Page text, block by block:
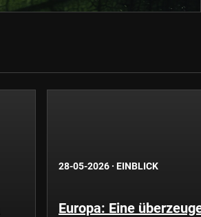
28-05-2026 · EINBLICK
Europa: Eine